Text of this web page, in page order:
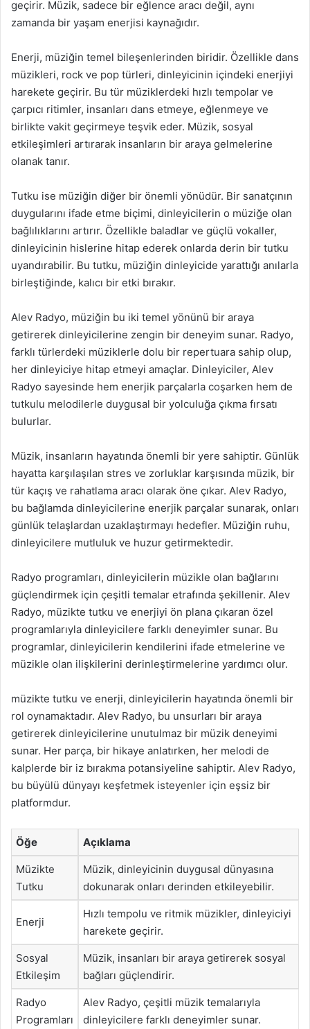
geçirir. Müzik, sadece bir eğlence aracı değil, aynı
zamanda bir yaşam enerjisi kaynağıdır.
Enerji, müziğin temel bileşenlerinden biridir. Özellikle dans
müzikleri, rock ve pop türleri, dinleyicinin içindeki enerjiyi
harekete geçirir. Bu tür müziklerdeki hızlı tempolar ve
çarpıcı ritimler, insanları dans etmeye, eğlenmeye ve
birlikte vakit geçirmeye teşvik eder. Müzik, sosyal
etkileşimleri artırarak insanların bir araya gelmelerine
olanak tanır.
Tutku ise müziğin diğer bir önemli yönüdür. Bir sanatçının
duygularını ifade etme biçimi, dinleyicilerin o müziğe olan
bağlılıklarını artırır. Özellikle baladlar ve güçlü vokaller,
dinleyicinin hislerine hitap ederek onlarda derin bir tutku
uyandırabilir. Bu tutku, müziğin dinleyicide yarattığı anılarla
birleştiğinde, kalıcı bir etki bırakır.
Alev Radyo, müziğin bu iki temel yönünü bir araya
getirerek dinleyicilerine zengin bir deneyim sunar. Radyo,
farklı türlerdeki müziklerle dolu bir repertuara sahip olup,
her dinleyiciye hitap etmeyi amaçlar. Dinleyiciler, Alev
Radyo sayesinde hem enerjik parçalarla coşarken hem de
tutkulu melodilerle duygusal bir yolculuğa çıkma fırsatı
bulurlar.
Müzik, insanların hayatında önemli bir yere sahiptir. Günlük
hayatta karşılaşılan stres ve zorluklar karşısında müzik, bir
tür kaçış ve rahatlama aracı olarak öne çıkar. Alev Radyo,
bu bağlamda dinleyicilerine enerjik parçalar sunarak, onları
günlük telaşlardan uzaklaştırmayı hedefler. Müziğin ruhu,
dinleyicilere mutluluk ve huzur getirmektedir.
Radyo programları, dinleyicilerin müzikle olan bağlarını
güçlendirmek için çeşitli temalar etrafında şekillenir. Alev
Radyo, müzikte tutku ve enerjiyi ön plana çıkaran özel
programlarıyla dinleyicilere farklı deneyimler sunar. Bu
programlar, dinleyicilerin kendilerini ifade etmelerine ve
müzikle olan ilişkilerini derinleştirmelerine yardımcı olur.
müzikte tutku ve enerji, dinleyicilerin hayatında önemli bir
rol oynamaktadır. Alev Radyo, bu unsurları bir araya
getirerek dinleyicilerine unutulmaz bir müzik deneyimi
sunar. Her parça, bir hikaye anlatırken, her melodi de
kalplerde bir iz bırakma potansiyeline sahiptir. Alev Radyo,
bu büyülü dünyayı keşfetmek isteyenler için eşsiz bir
platformdur.
Öğe Açıklama
Müzikte
Tutku
Müzik, dinleyicinin duygusal dünyasına
dokunarak onları derinden etkileyebilir.
Enerji
Hızlı tempolu ve ritmik müzikler, dinleyiciyi
harekete geçirir.
Sosyal
Etkileşim
Müzik, insanları bir araya getirerek sosyal
bağları güçlendirir.
Radyo
Programları
Alev Radyo, çeşitli müzik temalarıyla
dinleyicilere farklı deneyimler sunar.